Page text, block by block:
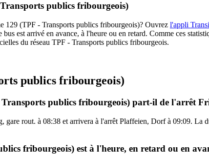
publics fribourgeois)
129 (TPF - Transports publics fribourgeois)? Ouvrez l'appli
est arrivé en avance, à l'heure ou en retard. Comme ces
du réseau TPF - Transports publics fribourgeois.
publics fribourgeois)
Transports publics fribourgeois) part-il de l'arrêt
rout. à 08:38 et arrivera à l'arrêt Plaffeien, Dorf à 09:09. La
fribourgeois) est à l'heure, en retard ou en